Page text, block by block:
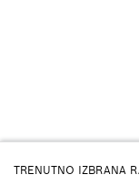
TRENUTNO IZBRANA